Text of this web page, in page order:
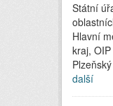
Státní
Hlavní
kraj,
další